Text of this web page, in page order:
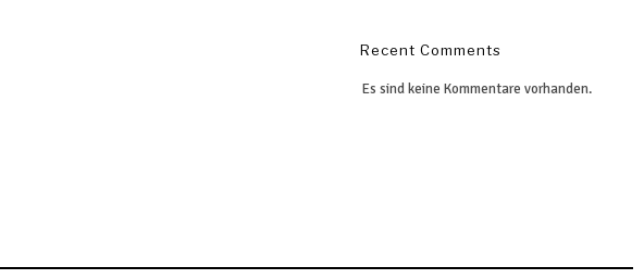
Recent Comments
Es sind keine Kommentare vorhanden.